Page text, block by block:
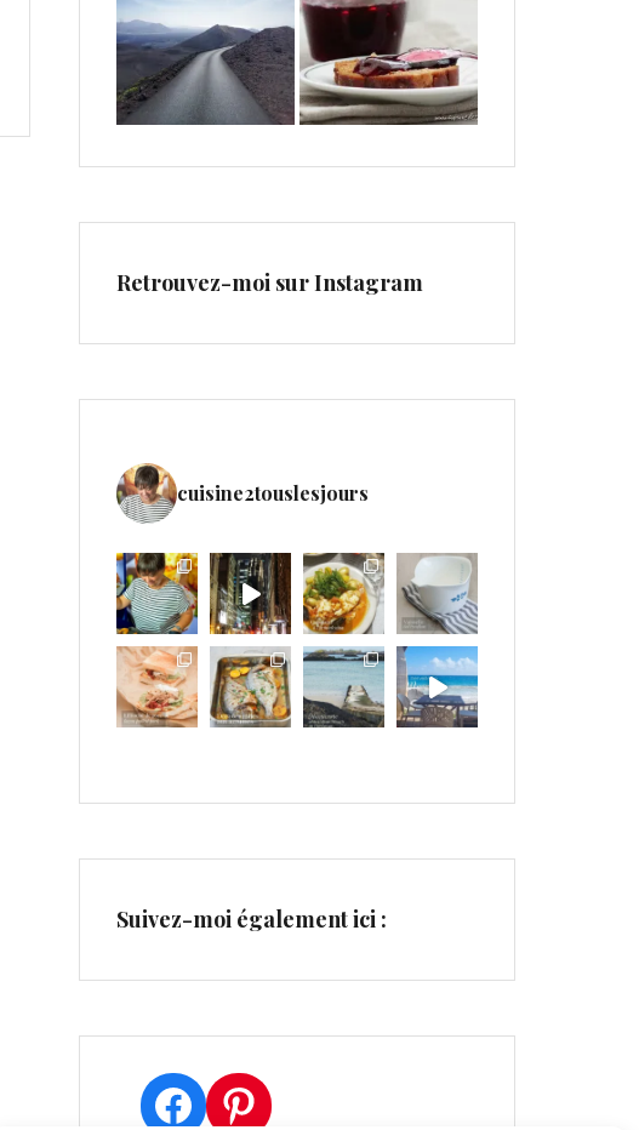
Retrouvez-moi sur Instagram
cuisine2touslesjours
Suivez-moi également ici :
Facebook
Pinterest